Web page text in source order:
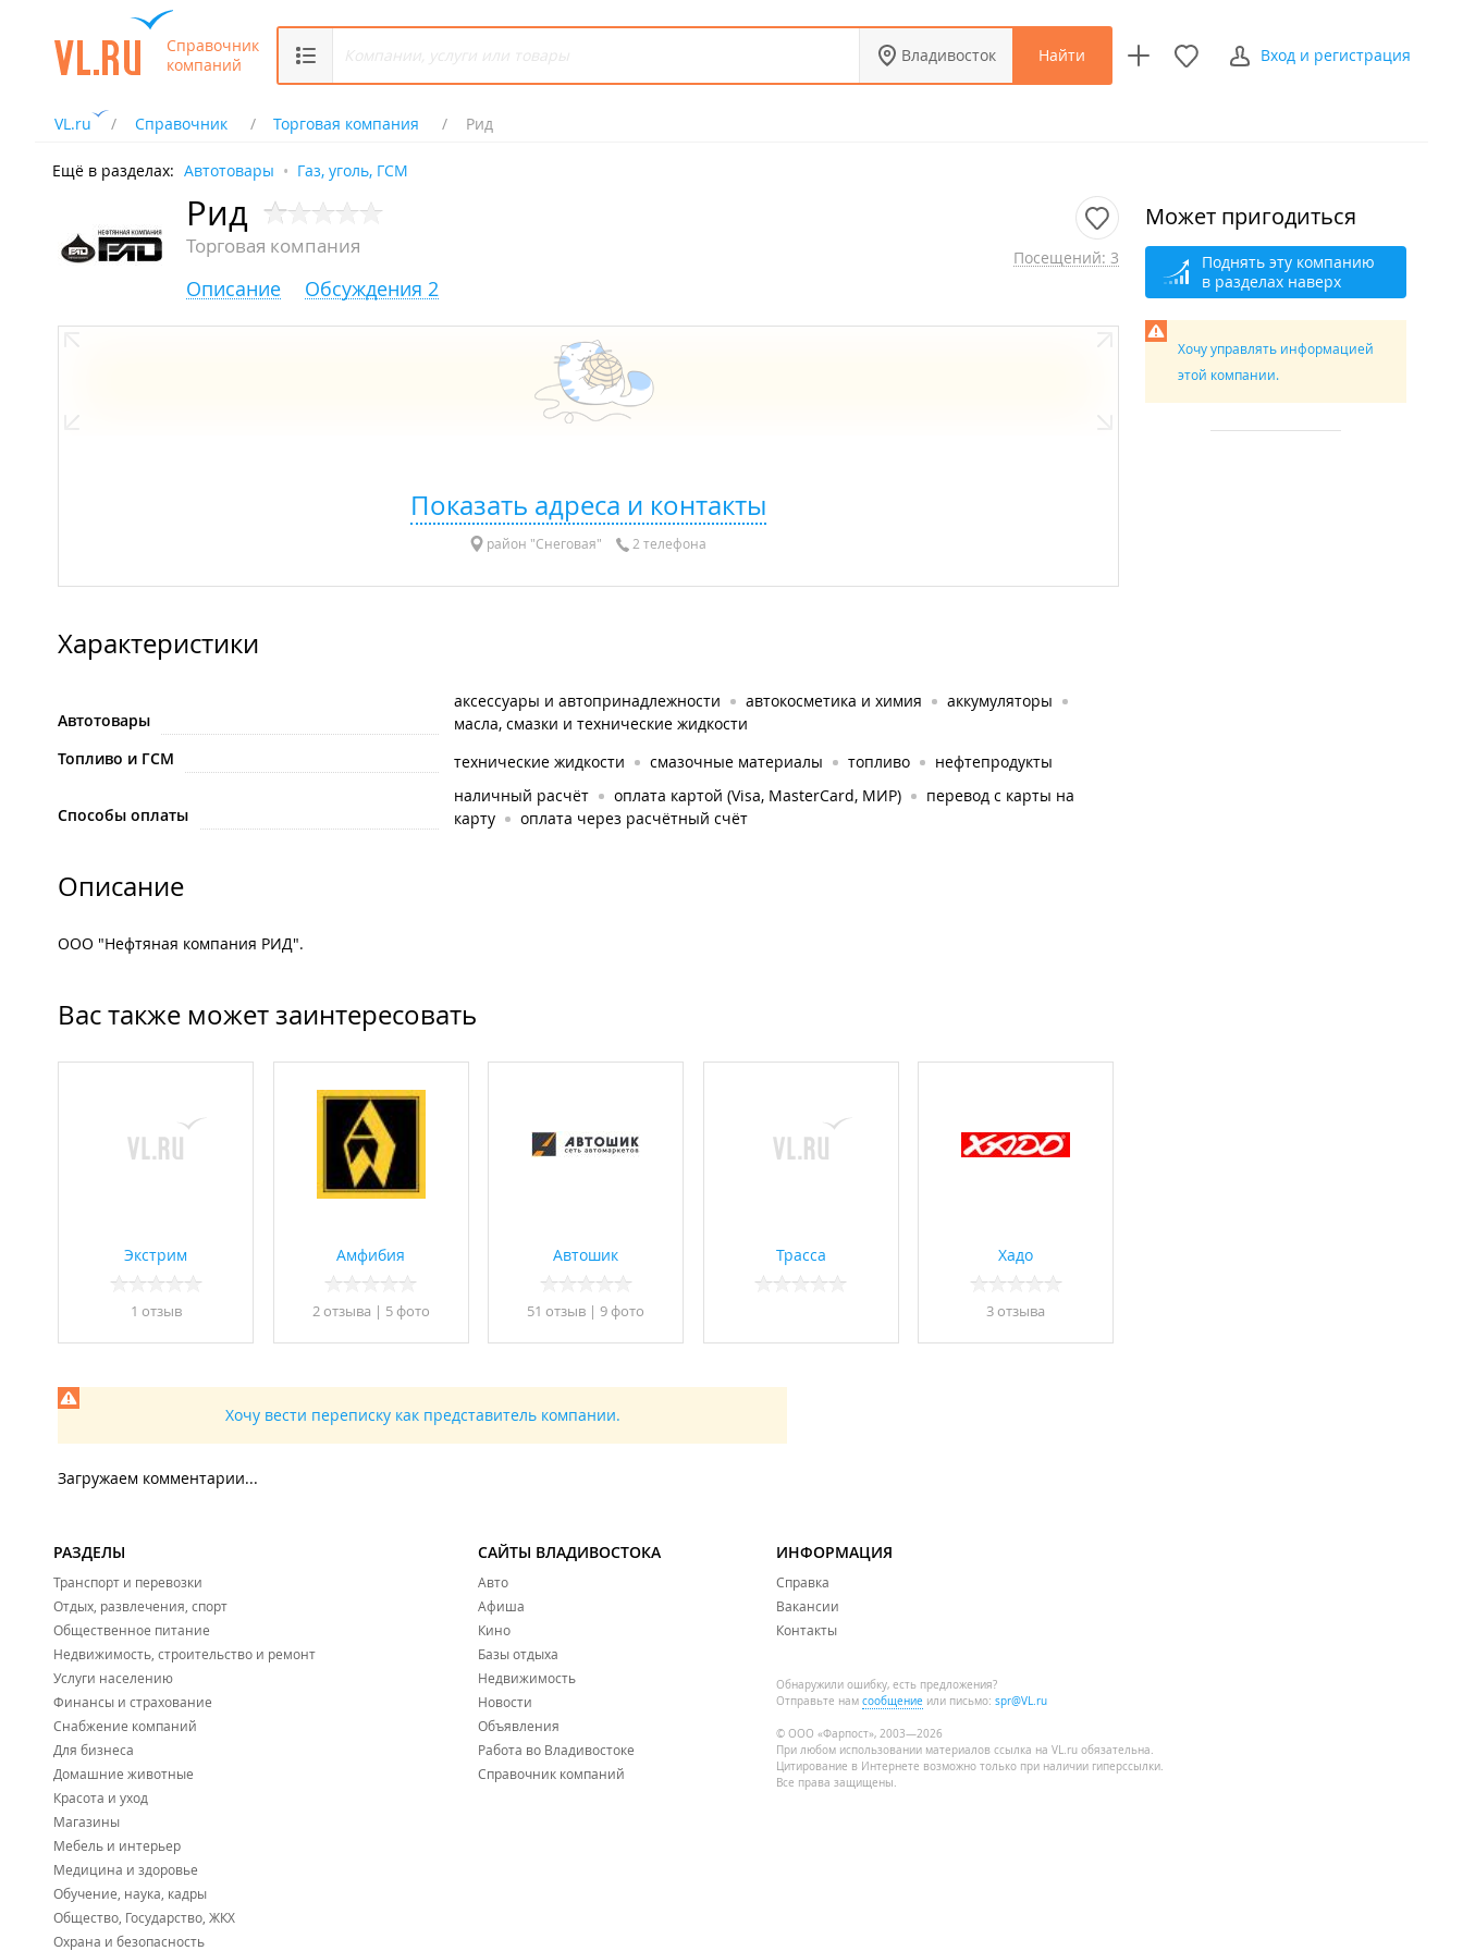
Справочник
компаний
Владивосток Найти Вход и регистрация
VL.ru Справочник Торговая компания Рид
Ещё в разделах: Автотовары Газ, уголь, ГСМ
Рид
Торговая компания Посещений: 3
Описание Обсуждения 2
Показать адреса и контакты
район "Снеговая" 2 телефона
Характеристики
Автотовары
аксессуары и автопринадлежности автокосметика и химия
аккумуляторы
масла, смазки и технические жидкости
Топливо и ГСМ
технические жидкости смазочные материалы топливо нефтепродукты
Способы оплаты
наличный расчёт оплата картой (Visa, MasterCard, МИР)
перевод с карты на
карту
оплата через расчётный счёт
Описание
ООО "Нефтяная компания РИД".
Вас также может заинтересовать
Экстрим
1 отзыв
Амфибия
2 отзывa | 5 фото
Автошик
51 отзыв | 9 фото
Трасса Хадо
3 отзывa
Хочу вести переписку как представитель компании.
Загружаем комментарии...
Может пригодиться
Поднять эту компанию
в разделах наверх
Хочу управлять информацией
этой компании.
РАЗДЕЛЫ
Транспорт и перевозки
Отдых, развлечения, спорт
Общественное питание
Недвижимость, строительство и ремонт
Услуги населению
Финансы и страхование
Снабжение компаний
Для бизнеса
Домашние животные
Красота и уход
Магазины
Мебель и интерьер
Медицина и здоровье
Обучение, наука, кадры
Общество, Государство, ЖКХ
Охрана и безопасность
САЙТЫ ВЛАДИВОСТОКА
Авто
Афиша
Кино
Базы отдыха
Недвижимость
Новости
Объявления
Работа во Владивостоке
Справочник компаний
ИНФОРМАЦИЯ
Справка
Вакансии
Контакты
Обнаружили ошибку, есть предложения?
Отправьте нам сообщение или письмо: spr@VL.ru
© ООО «Фарпост», 2003—2026
При любом использовании материалов ссылка на VL.ru обязательна.
Цитирование в Интернете возможно только при наличии гиперссылки.
Все права защищены.